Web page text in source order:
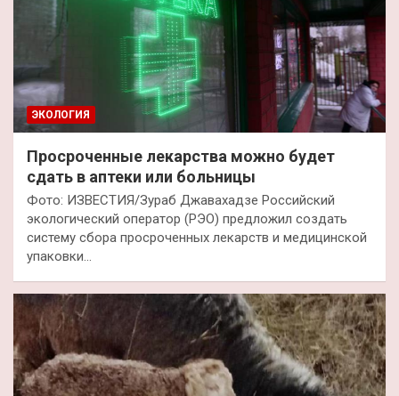
ЭКОЛОГИЯ
Просроченные лекарства можно будет
сдать в аптеки или больницы
Фото: ИЗВЕСТИЯ/Зураб Джавахадзе Российский
экологический оператор (РЭО) предложил создать
систему сбора просроченных лекарств и медицинской
упаковки…